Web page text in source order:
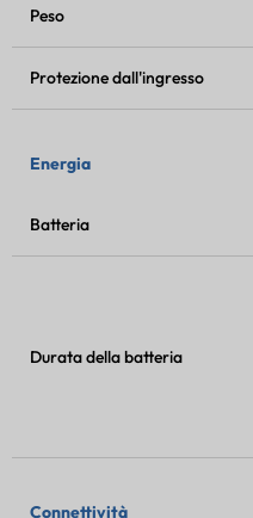
Peso
Protezione dall'ingresso
Energia
Batteria
Durata della batteria
Connettività